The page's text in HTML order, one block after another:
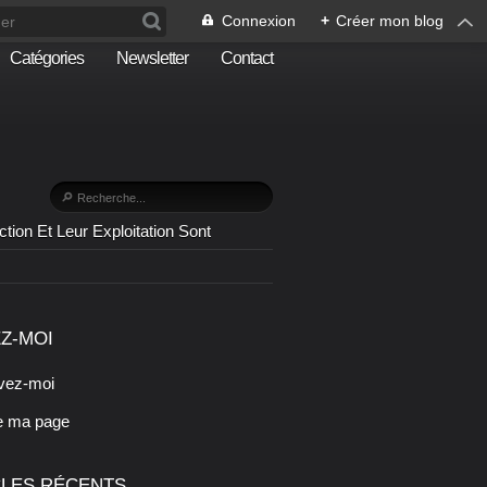
Connexion + Créer mon blog
Catégories Newsletter Contact
Et Leur Exploitation Sont
MOI
moi
ma page